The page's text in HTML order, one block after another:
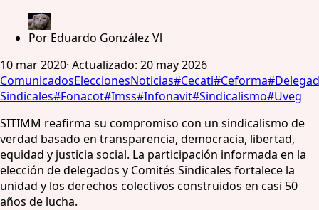
Por Eduardo González Vl
10 mar 2020· Actualizado: 20 may 2026
ComunicadosEleccionesNoticias#Cecati#Ceforma#
Sindicales#Fonacot#Imss#Infonavit#Sindicalismo#Uveg
SITIMM reafirma su compromiso con un sindicalismo de
verdad basado en transparencia, democracia, libertad,
equidad y justicia social. La participación informada en la
elección de delegados y Comités Sindicales fortalece la
unidad y los derechos colectivos construidos en casi 50
años de lucha.